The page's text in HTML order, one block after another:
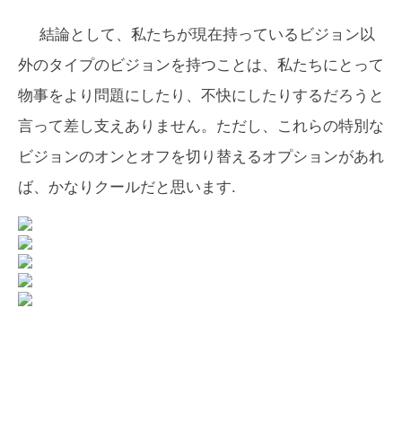
結論として、私たちが現在持っているビジョン以
外のタイプのビジョンを持つことは、私たちにとって
物事をより問題にしたり、不快にしたりするだろうと
言って差し支えありません。ただし、これらの特別な
ビジョンのオンとオフを切り替えるオプションがあれ
ば、かなりクールだと思います.